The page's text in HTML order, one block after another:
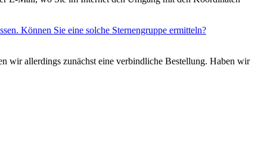
Können Sie eine solche Sternengruppe ermitteln?
wir allerdings zunächst eine verbindliche Bestellung. Haben wir